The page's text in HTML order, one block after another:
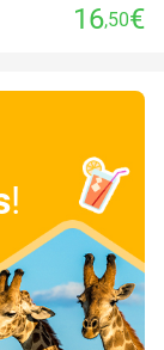
16,50€
!